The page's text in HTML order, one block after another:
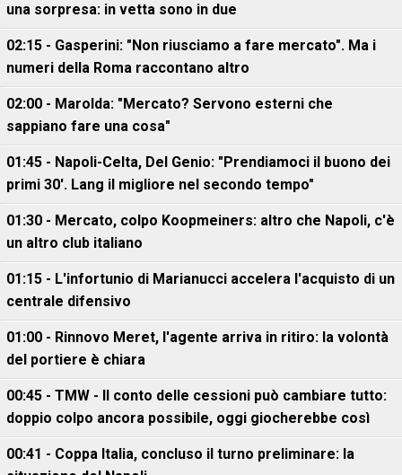
una sorpresa: in vetta sono in due
02:15 - Gasperini: "Non riusciamo a fare mercato". Ma i
numeri della Roma raccontano altro
02:00 - Marolda: "Mercato? Servono esterni che
sappiano fare una cosa"
01:45 - Napoli-Celta, Del Genio: "Prendiamoci il buono dei
primi 30'. Lang il migliore nel secondo tempo"
01:30 - Mercato, colpo Koopmeiners: altro che Napoli, c'è
un altro club italiano
01:15 - L'infortunio di Marianucci accelera l'acquisto di un
centrale difensivo
01:00 - Rinnovo Meret, l'agente arriva in ritiro: la volontà
del portiere è chiara
00:45 - TMW - Il conto delle cessioni può cambiare tutto:
doppio colpo ancora possibile, oggi giocherebbe così
00:41 - Coppa Italia, concluso il turno preliminare: la